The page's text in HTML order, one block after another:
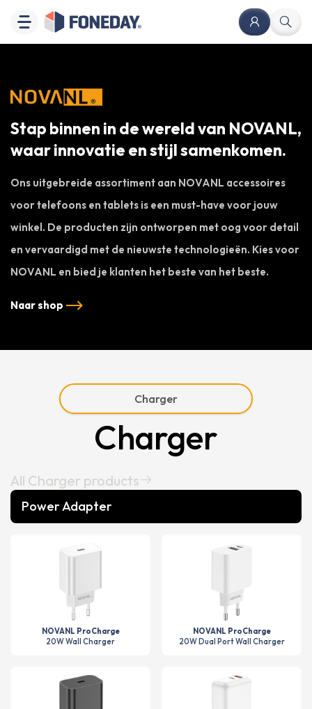
Stap binnen in de wereld van NOVANL,
waar innovatie en stijl samenkomen.
Ons uitgebreide assortiment aan NOVANL accessoires
voor telefoons en tablets is een must-have voor jouw
winkel. De producten zijn ontworpen met oog voor detail
en vervaardigd met de nieuwste technologieën. Kies voor
NOVANL en bied je klanten het beste van het beste.
Naar shop
Charger
Charger
All Charger products
Power Adapter
NOVANL ProCharge
20W Wall Charger
NOVANL ProCharge
20W Dual Port Wall Charger